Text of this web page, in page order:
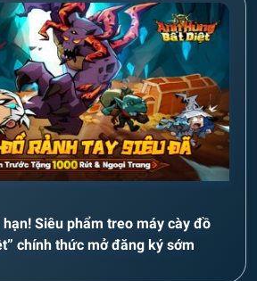
Siêu phẩm treo máy cày đồ
chính thức mở đăng ký sớm